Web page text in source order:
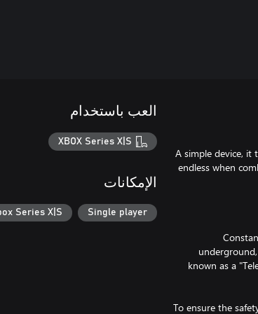
A simple device, it
endless when
known as a
To ensure the
العب باستخدام
XBOX Series X|S
الإمكانات
Single player
Series X|S